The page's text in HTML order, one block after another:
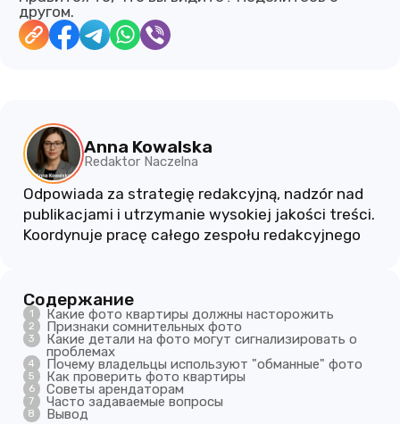
другом.
Anna Kowalska
Redaktor Naczelna
Odpowiada za strategię redakcyjną, nadzór nad
publikacjami i utrzymanie wysokiej jakości treści.
Koordynuje pracę całego zespołu redakcyjnego
Содержание
Какие фото квартиры должны насторожить
Признаки сомнительных фото
Какие детали на фото могут сигнализировать о
проблемах
Почему владельцы используют "обманные" фото
Как проверить фото квартиры
Советы арендаторам
Часто задаваемые вопросы
Вывод